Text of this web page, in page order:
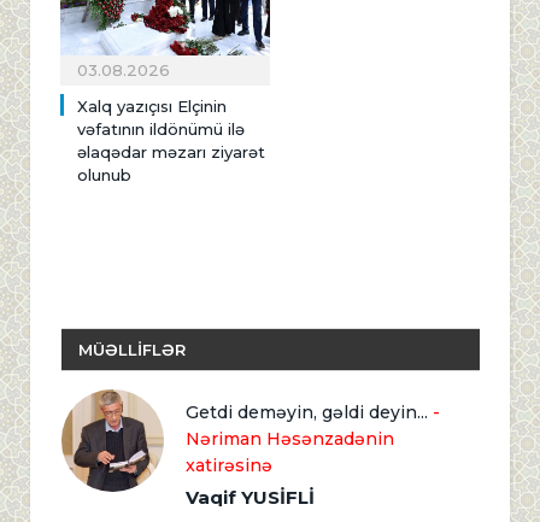
03.08.2026
Xalq yazıçısı Elçinin
vəfatının ildönümü ilə
əlaqədar məzarı ziyarət
olunub
MÜƏLLİFLƏR
Getdi deməyin, gəldi deyin... -
Nəriman Həsənzadənin
xatirəsinə
Vaqif YUSİFLİ